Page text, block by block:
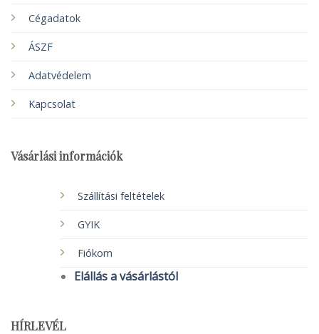
Cégadatok
ÁSZF
Adatvédelem
Kapcsolat
Vásárlási információk
Szállítási feltételek
GYIK
Fiókom
Elállás a vásárlástól
HÍRLEVÉL